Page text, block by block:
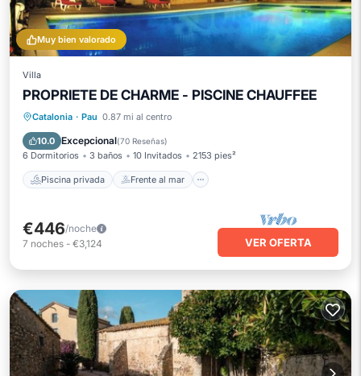
Muy bien valorado
Villa
PROPRIETE DE CHARME - PISCINE CHAUFFEE
Catalonia · Pau 0.87 mi al centro
10.0 Excepcional(70 Reseñas)
6 Dormitorios 3 baños 10 Invitados 2153 pies²
Piscina privada Frente al mar
Piscina privada
Aparcamiento
€446/noche
7 noches - €3,124 VER OFERTA